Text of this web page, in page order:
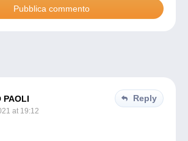
PAOLI
at 19:12
Reply